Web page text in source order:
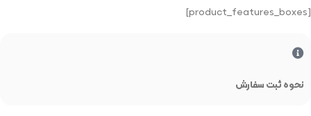
[product_features_boxes]
نحوه ثبت سفارش